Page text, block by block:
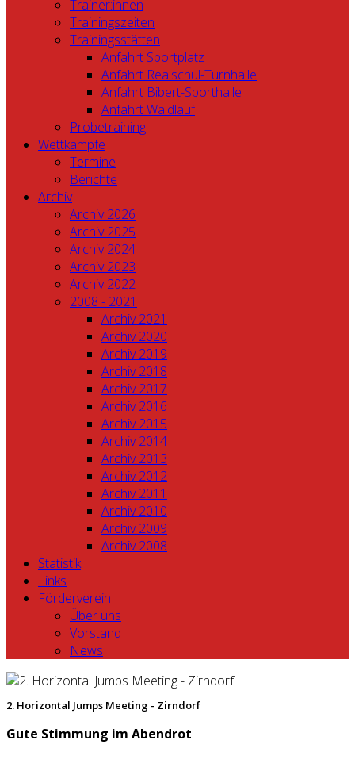
Trainer:innen
Trainingszeiten
Trainingsstätten
Anfahrt Sportplatz
Anfahrt Realschul-Turnhalle
Anfahrt Bibert-Sporthalle
Anfahrt Waldlauf
Probetraining
Wettkämpfe
Termine
Berichte
Archiv
Archiv 2026
Archiv 2025
Archiv 2024
Archiv 2023
Archiv 2022
2008 - 2021
Archiv 2021
Archiv 2020
Archiv 2019
Archiv 2018
Archiv 2017
Archiv 2016
Archiv 2015
Archiv 2014
Archiv 2013
Archiv 2012
Archiv 2011
Archiv 2010
Archiv 2009
Archiv 2008
Statistik
Links
Förderverein
Über uns
Vorstand
News
2. Horizontal Jumps Meeting - Zirndorf
Gute Stimmung im Abendrot